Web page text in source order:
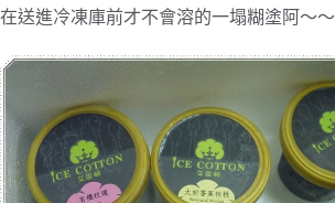
在送進冷凍庫前才不會溶的一塌糊塗阿～～